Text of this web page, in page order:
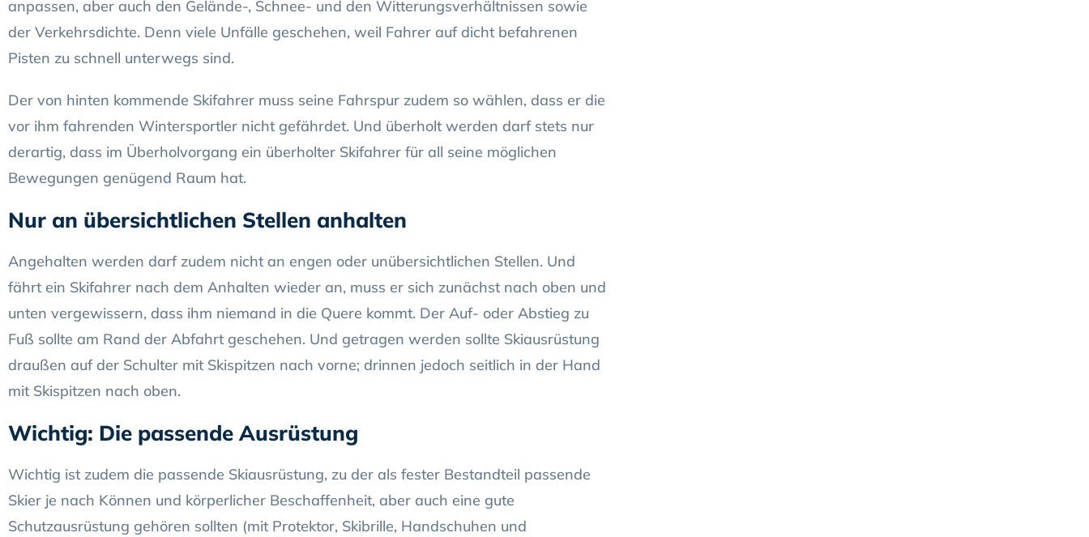
anpassen, aber auch den Gelände-, Schnee- und den Witterungsverhältnissen sowie
der Verkehrsdichte. Denn viele Unfälle geschehen, weil Fahrer auf dicht befahrenen
Pisten zu schnell unterwegs sind.
Der von hinten kommende Skifahrer muss seine Fahrspur zudem so wählen, dass er die
vor ihm fahrenden Wintersportler nicht gefährdet. Und überholt werden darf stets nur
derartig, dass im Überholvorgang ein überholter Skifahrer für all seine möglichen
Bewegungen genügend Raum hat.
Nur an übersichtlichen Stellen anhalten
Angehalten werden darf zudem nicht an engen oder unübersichtlichen Stellen. Und
fährt ein Skifahrer nach dem Anhalten wieder an, muss er sich zunächst nach oben und
unten vergewissern, dass ihm niemand in die Quere kommt. Der Auf- oder Abstieg zu
Fuß sollte am Rand der Abfahrt geschehen. Und getragen werden sollte Skiausrüstung
draußen auf der Schulter mit Skispitzen nach vorne; drinnen jedoch seitlich in der Hand
mit Skispitzen nach oben.
Wichtig: Die passende Ausrüstung
Wichtig ist zudem die passende Skiausrüstung, zu der als fester Bestandteil passende
Skier je nach Können und körperlicher Beschaffenheit, aber auch eine gute
Schutzausrüstung gehören sollten (mit Protektor, Skibrille, Handschuhen und